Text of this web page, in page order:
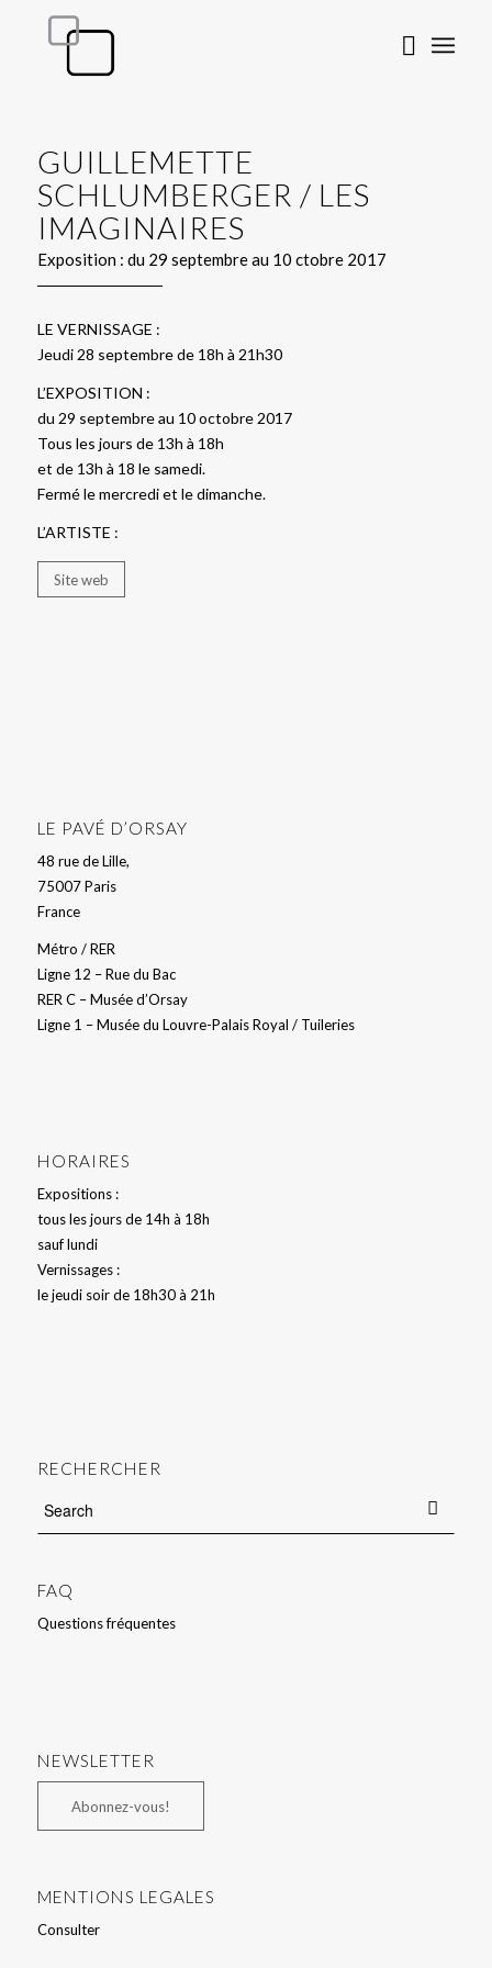
GUILLEMETTE
SCHLUMBERGER / LES
IMAGINAIRES
Exposition : du 29 septembre au 10 ctobre 2017
LE VERNISSAGE :
Jeudi 28 septembre de 18h à 21h30
L’EXPOSITION :
du 29 septembre au 10 octobre 2017
Tous les jours de 13h à 18h
et de 13h à 18 le samedi.
Fermé le mercredi et le dimanche.
L’ARTISTE :
Site web
LE PAVÉ D’ORSAY
48 rue de Lille,
75007 Paris
France
Métro / RER
Ligne 12 – Rue du Bac
RER C – Musée d’Orsay
Ligne 1 – Musée du Louvre-Palais Royal / Tuileries
HORAIRES
Expositions :
tous les jours de 14h à 18h
sauf lundi
Vernissages :
le jeudi soir de 18h30 à 21h
RECHERCHER
FAQ
Questions fréquentes
NEWSLETTER
Abonnez-vous!
MENTIONS LEGALES
Consulter